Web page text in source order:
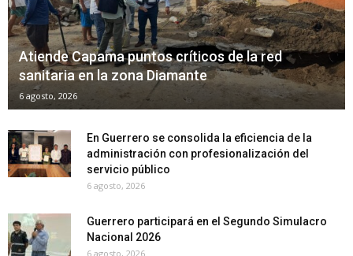
Atiende Capama puntos críticos de la red
sanitaria en la zona Diamante
6 agosto, 2026
En Guerrero se consolida la eficiencia de la
administración con profesionalización del
servicio público
6 agosto, 2026
Guerrero participará en el Segundo Simulacro
Nacional 2026
6 agosto, 2026